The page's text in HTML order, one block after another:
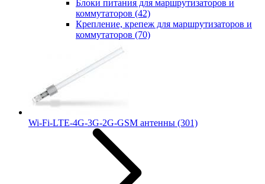
Блоки питания для маршрутизаторов и
коммутаторов (42)
Крепление, крепеж для маршрутизаторов и
коммутаторов (70)
Wi-Fi-LTE-4G-3G-2G-GSM антенны (301)